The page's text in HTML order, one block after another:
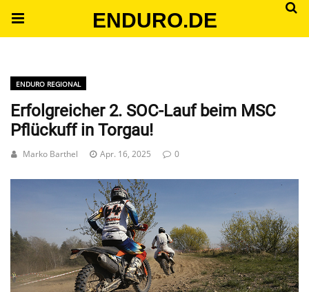
ENDURO.DE
ENDURO REGIONAL
Erfolgreicher 2. SOC-Lauf beim MSC
Pflückuff in Torgau!
Marko Barthel Apr. 16, 2025 0